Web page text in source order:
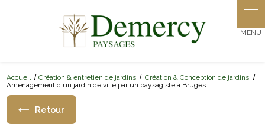
Accueil Création & entretien de jardins
Création & Conception de jardins
Aménagement d'un jardin de ville par un paysagiste à Bruges
Retour